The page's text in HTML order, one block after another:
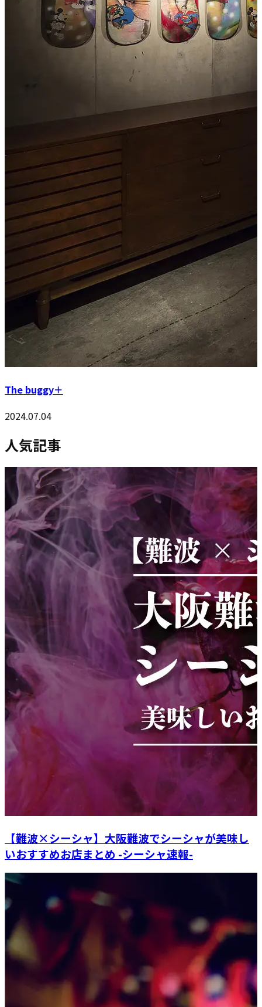
The buggy＋
2024.07.04
人気記事
【難波×シーシャ】大阪難波でシーシャが美味し
いおすすめお店まとめ -シーシャ速報-